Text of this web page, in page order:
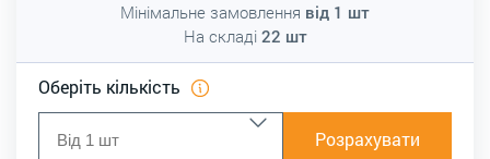
Мінімальне замовлення від 1 шт
На складі 22 шт
Оберіть кількість
Розрахувати